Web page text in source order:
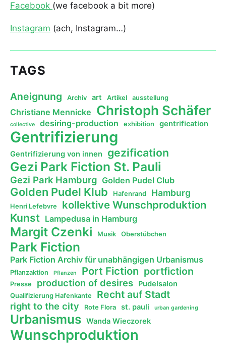
Facebook (we facebook a bit more)
Instagram (ach, Instagram…)
TAGS
Aneignung Archiv art Artikel ausstellung
Christiane Mennicke Christoph Schäfer
collective desiring-production exhibition gentrification
Gentrifizierung
Gentrifizierung von innen gezification
Gezi Park Fiction St. Pauli
Gezi Park Hamburg Golden Pudel Club
Golden Pudel Klub Hafenrand Hamburg
Henri Lefebvre kollektive Wunschproduktion
Kunst Lampedusa in Hamburg
Margit Czenki Musik Oberstübchen
Park Fiction
Park Fiction Archiv für unabhängigen Urbanismus
Pflanzaktion Pflanzen Port Fiction portfiction
Presse production of desires Pudelsalon
Qualifizierung Hafenkante Recht auf Stadt
right to the city Rote Flora st. pauli urban gardening
Urbanismus Wanda Wieczorek
Wunschproduktion